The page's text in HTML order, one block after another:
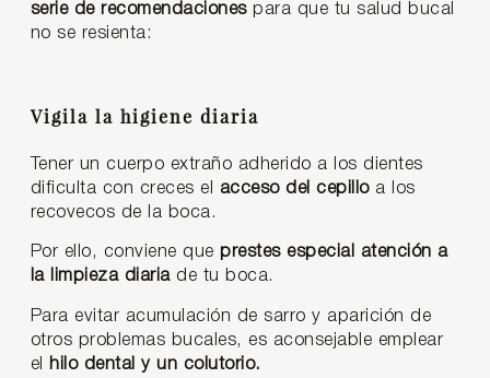
serie de recomendacionespara que tu salud bucal
no se resienta:
Vigila la higiene diaria
Tener un cuerpo extraño adherido a los dientes
dificulta con creces el acceso del cepilloa los
recovecos de la boca.
Por ello, conviene que prestes especial atención a
la limpieza diaria de tu boca.
Para evitar acumulación de sarro y aparición de
otros problemas bucales, es aconsejable emplear
el
hilo dental y un colutorio.